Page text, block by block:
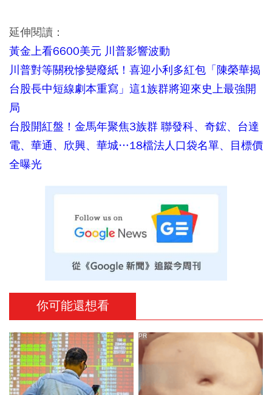
延伸閱讀：
黃金上看6600美元 川普影響波動
川普對等關稅慘變廢紙！喜迎小利多紅包「陳榮華揭
台股長中短線劇本重寫」這1族群將迎來史上最強開
局
台股開紅盤！金馬年聚焦3族群 聯發科、奇鋐、台達
電、華通、欣興、華城…18檔法人口袋名單、目標價
全曝光
你可能還想看
PR